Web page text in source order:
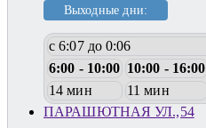
Выходные дни:
с 6:07 до 0:06
6:00 - 10:00 10:00 - 16:00
14 мин
11 мин
ПАРАШЮТНАЯ УЛ.,54